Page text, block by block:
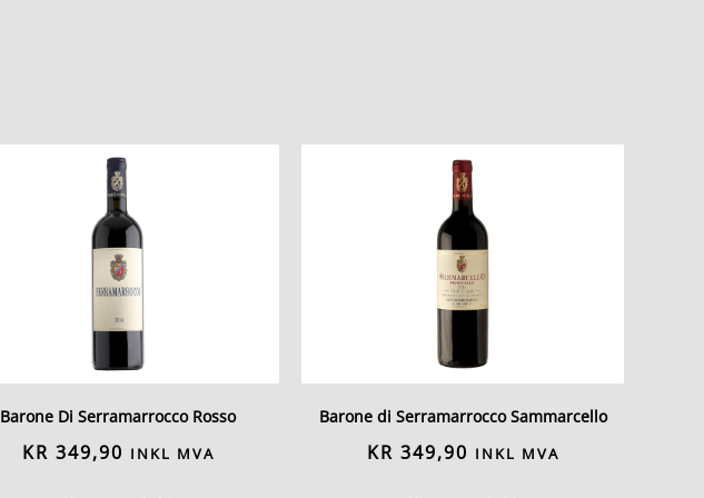
Barone Di Serramarrocco Rosso
KR 349,90 INKL MVA
Barone di Serramarrocco Sammarcello
KR 349,90 INKL MVA